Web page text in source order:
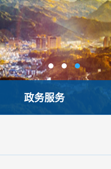
政务服务